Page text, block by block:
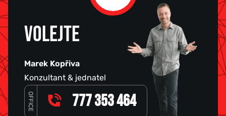
VOLEJTE
Marek Kopřiva
Konzultant & jednatel
OFFICE 777 353 464